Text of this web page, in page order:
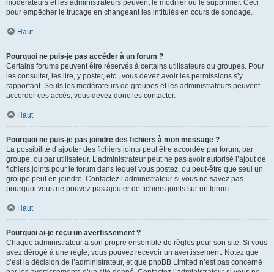
modérateurs et les administrateurs peuvent le modifier ou le supprimer. Ceci
pour empêcher le trucage en changeant les intitulés en cours de sondage.
Haut
Pourquoi ne puis-je pas accéder à un forum ?
Certains forums peuvent être réservés à certains utilisateurs ou groupes. Pour
les consulter, les lire, y poster, etc., vous devez avoir les permissions s’y
rapportant. Seuls les modérateurs de groupes et les administrateurs peuvent
accorder ces accès, vous devez donc les contacter.
Haut
Pourquoi ne puis-je pas joindre des fichiers à mon message ?
La possibilité d’ajouter des fichiers joints peut être accordée par forum, par
groupe, ou par utilisateur. L’administrateur peut ne pas avoir autorisé l’ajout de
fichiers joints pour le forum dans lequel vous postez, ou peut-être que seul un
groupe peut en joindre. Contactez l’administrateur si vous ne savez pas
pourquoi vous ne pouvez pas ajouter de fichiers joints sur un forum.
Haut
Pourquoi ai-je reçu un avertissement ?
Chaque administrateur a son propre ensemble de règles pour son site. Si vous
avez dérogé à une règle, vous pouvez recevoir un avertissement. Notez que
c’est la décision de l’administrateur, et que phpBB Limited n’est pas concerné